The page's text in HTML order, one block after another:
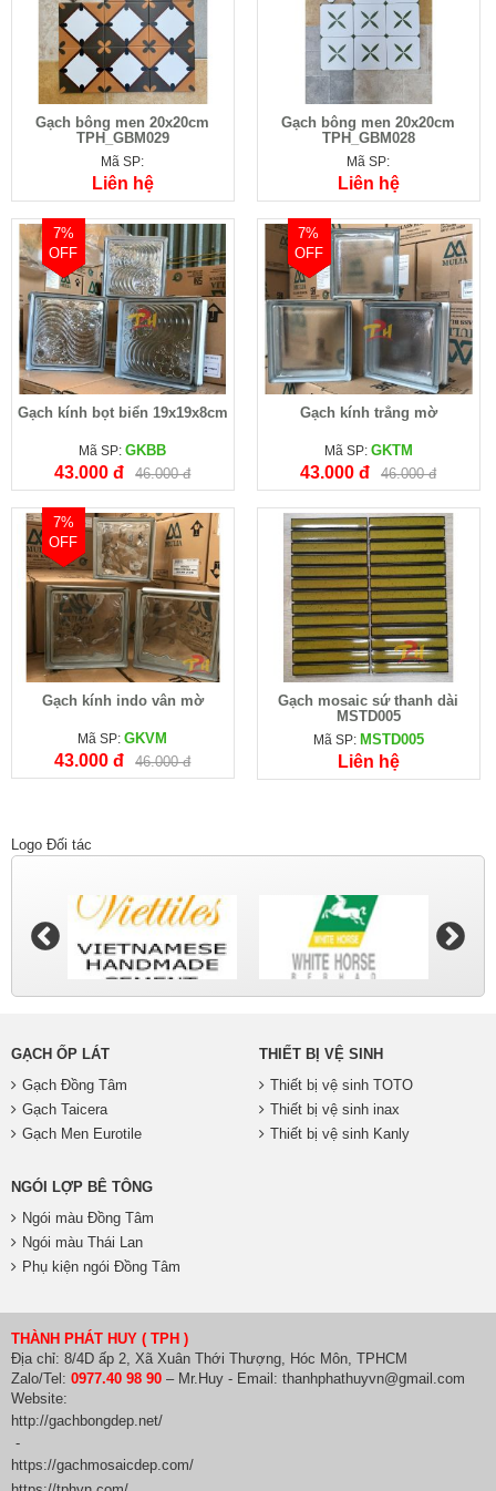
Gạch bông men 20x20cm
TPH_GBM029
Mã SP:
Liên hệ
Gạch bông men 20x20cm
TPH_GBM028
Mã SP:
Liên hệ
7%
OFF
Gạch kính bọt biển 19x19x8cm
Mã SP:GKBB
43.000 đ 46.000 đ
7%
OFF
Gạch kính trắng mờ
Mã SP: GKTM
43.000 đ 46.000 đ
7%
OFF
Gạch kính indo vân mờ
Mã SP:GKVM
43.000 đ 46.000 đ
Gạch mosaic sứ thanh dài
MSTD005
Mã SP: MSTD005
Liên hệ
Logo Đối tác
GẠCH ỐP LÁT
Gạch Đồng Tâm
Gạch Taicera
Gạch Men Eurotile
THIẾT BỊ VỆ SINH
Thiết bị vệ sinh TOTO
Thiết bị vệ sinh inax
Thiết bị vệ sinh Kanly
NGÓI LỢP BÊ TÔNG
Ngói màu Đồng Tâm
Ngói màu Thái Lan
Phụ kiện ngói Đồng Tâm
THÀNH PHÁT HUY ( TPH )
Địa chỉ: 8/4D ấp 2, Xã Xuân Thới Thượng, Hóc Môn, TPHCM
Zalo/Tel: 0977.40 98 90 – Mr.Huy - Email: thanhphathuyvn@gmail.com
Website:
http://gachbongdep.net/
-
https://gachmosaicdep.com/